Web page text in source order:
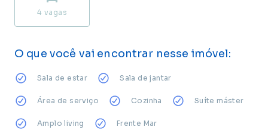
4 vagas
O que você vai encontrar nesse imóvel:
Sala de estar Sala de jantar
Área de serviço Cozinha Suíte máster
Amplo living Frente Mar